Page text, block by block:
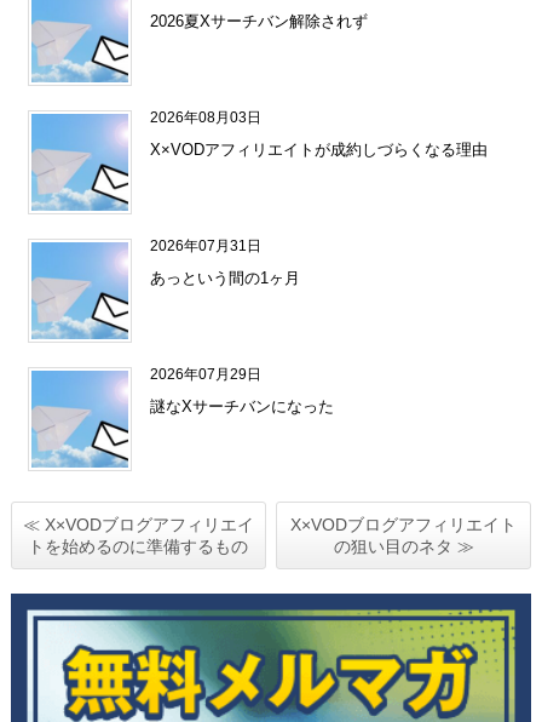
2026夏Xサーチバン解除されず
2026年08月03日
X×VODアフィリエイトが成約しづらくなる理由
2026年07月31日
あっという間の1ヶ月
2026年07月29日
謎なXサーチバンになった
≪ X×VODブログアフィリエイ
トを始めるのに準備するもの
X×VODブログアフィリエイト
の狙い目のネタ ≫